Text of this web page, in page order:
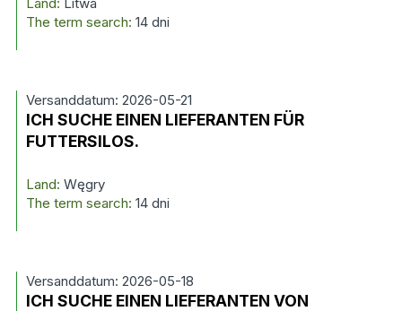
The term search: 14 dni
Versanddatum: 2026-05-21
ICH SUCHE EINEN LIEFERANTEN FÜR
FUTTERSILOS.
Land: Węgry
The term search: 14 dni
Versanddatum: 2026-05-18
ICH SUCHE EINEN LIEFERANTEN VON